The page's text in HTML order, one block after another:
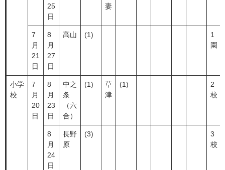
25
日
妻
7
月
21
日
8
月
27
日
高山 (1)
1
園
小学
校
7
月
20
日
8
月
23
日
中之
条
（六
合）
(1)
草
津
(1)
2
校
8
月
24
日
長野
原
(3)
3
校